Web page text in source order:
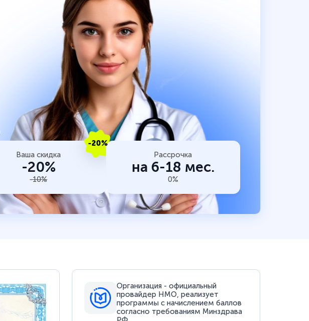
-20%
Ваша скидка
-20%
-10%
Рассрочка
на 6-18 мес.
0%
Организация - официальный
провайдер НМО, реализует
программы с начислением баллов
согласно требованиям Минздрава